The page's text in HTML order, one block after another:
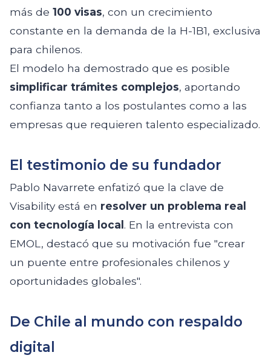
más de 100 visas, con un crecimiento
constante en la demanda de la H-1B1, exclusiva
para chilenos.
El modelo ha demostrado que es posible
simplificar trámites complejos, aportando
confianza tanto a los postulantes como a las
empresas que requieren talento especializado.
El testimonio de su fundador
Pablo Navarrete enfatizó que la clave de
Visability está en resolver un problema real
con tecnología local . En la entrevista con
EMOL, destacó que su motivación fue "crear
un puente entre profesionales chilenos y
oportunidades globales".
De Chile al mundo con respaldo
digital